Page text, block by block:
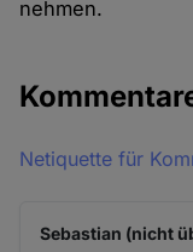
nehmen.
Netiquette für
Sebastian (nicht